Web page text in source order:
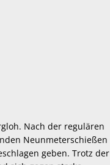
Nach der regulären
Neunmeterschießen
geben. Trotz der